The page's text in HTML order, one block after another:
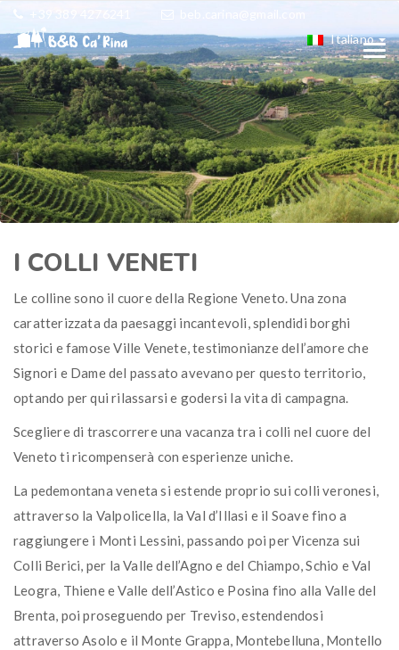
+39 389 4276241
Italiano
I COLLI VENETI
Le colline sono il cuore della Regione Veneto. Una zona
caratterizzata da paesaggi incantevoli, splendidi borghi
storici e famose Ville Venete, testimonianze dell’amore che
Signori e Dame del passato avevano per questo territorio,
optando per qui rilassarsi e godersi la vita di campagna.
Scegliere di trascorrere una vacanza tra i colli nel cuore del
Veneto ti ricompenserà con esperienze uniche.
La pedemontana veneta si estende proprio sui colli veronesi,
attraverso la Valpolicella, la Val d’Illasi e il Soave fino a
raggiungere i Monti Lessini, passando poi per Vicenza sui
Colli Berici, per la Valle dell’Agno e del Chiampo, Schio e Val
Leogra, Thiene e Valle dell’Astico e Posina fino alla Valle del
Brenta, poi proseguendo per Treviso, estendendosi
attraverso Asolo e il Monte Grappa, Montebelluna, Montello